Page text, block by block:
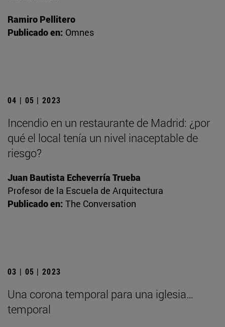
Ramiro Pellitero
Publicado en: Omnes
04 | 05 | 2023
Incendio en un restaurante de Madrid: ¿por
qué el local tenía un nivel inaceptable de
riesgo?
Juan Bautista Echeverría Trueba
Profesor de la Escuela de Arquitectura
Publicado en: The Conversation
03 | 05 | 2023
Una corona temporal para una iglesia…
temporal